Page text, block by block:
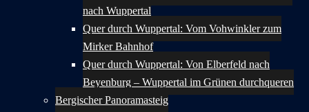
nach Wuppertal
Quer durch Wuppertal: Vom Vohwinkler zum
Mirker Bahnhof
Quer durch Wuppertal: Von Elberfeld nach
Beyenburg – Wuppertal im Grünen durchqueren
Bergischer Panoramasteig